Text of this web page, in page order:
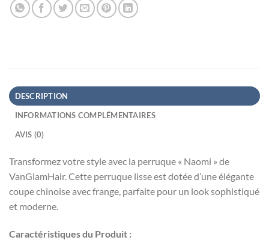
DESCRIPTION
INFORMATIONS COMPLÉMENTAIRES
AVIS (0)
Transformez votre style avec la perruque « Naomi » de
VanGlamHair. Cette perruque lisse est dotée d’une élégante
coupe chinoise avec frange, parfaite pour un look sophistiqué
et moderne.
Caractéristiques du Produit :